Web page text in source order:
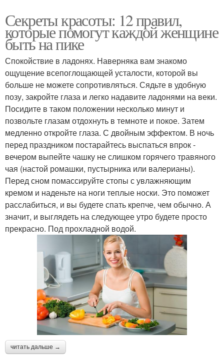
Секреты красоты: 12 правил,
которые помогут каждой женщине
быть на пике
Спокойствие в ладонях. Наверняка вам знакомо
ощущение всепоглощающей усталости, которой вы
больше не можете сопротивляться. Сядьте в удобную
позу, закройте глаза и легко надавите ладонями на веки.
Посидите в таком положении несколько минут и
позвольте глазам отдохнуть в темноте и покое. Затем
медленно откройте глаза. С двойным эффектом. В ночь
перед праздником постарайтесь выспаться впрок -
вечером выпейте чашку не слишком горячего травяного
чая (настой ромашки, пустырника или валерианы).
Перед сном помассируйте стопы с увлажняющим
кремом и наденьте на ноги теплые носки. Это поможет
расслабиться, и вы будете спать крепче, чем обычно. А
значит, и выглядеть на следующее утро будете просто
прекрасно. Под прохладной водой.
читать дальше →